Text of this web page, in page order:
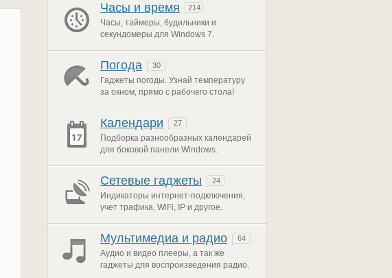
Часы и время 214
Часы, таймеры, будильники и
секундомеры для Windows 7.
Погода 30
Гаджеты погоды. Узнай температуру
за окном, прямо с рабочего стола!
Календари 27
Подборка разнообразных календарей
для боковой панели Windows.
Сетевые гаджеты 24
Индикаторы интернет-подключения,
учет трафика, WiFi, IP и другое.
Мультимедиа и радио 64
Аудио и видео плееры, а так же
гаджеты для воспроизведения радио.